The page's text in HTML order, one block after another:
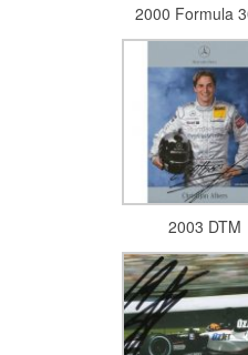
2000 Formula
2003 DTM